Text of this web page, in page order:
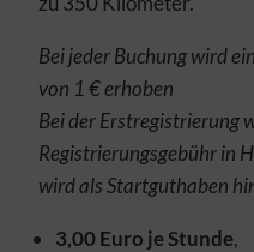
Bei jeder Buchung wird
von 1 € erhoben
Bei der Erstregistrierung
Registrierungsgebühr in
wird als Startguthaben
3,00 Euro je Stunde,